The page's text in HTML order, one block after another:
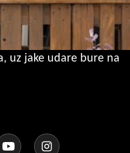
uz jake udare bure na